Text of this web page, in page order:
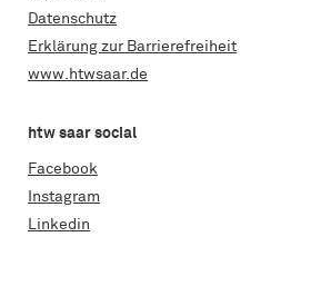
Datenschutz
Erklärung zur Barrierefreiheit
www.htwsaar.de
htw saar social
Facebook
Instagram
Linkedin